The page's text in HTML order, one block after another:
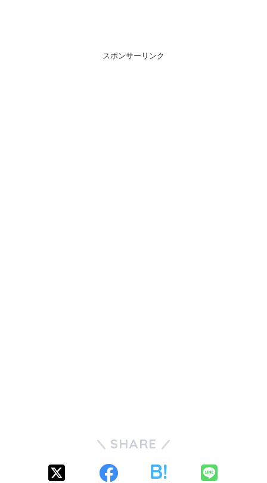
スポンサーリンク
SHARE